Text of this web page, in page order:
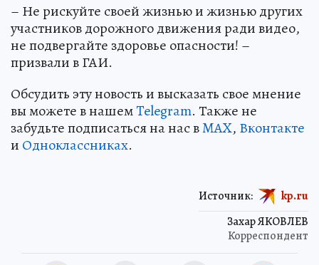
– Не рискуйте своей жизнью и жизнью других
участников дорожного движения ради видео,
не подвергайте здоровье опасности! –
призвали в ГАИ.
Обсудить эту новость и высказать свое мнение
вы можете в нашемTelegram. Также не
забудьте подписаться на нас вMAX, Вконтакте
и Одноклассниках.
Захар ЯКОВЛЕВ
Корреспондент
Источник: kp.ru